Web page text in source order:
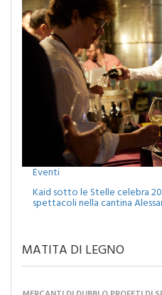
Eventi
Kaid sotto le Stelle celebra
MATITA DI LEGNO